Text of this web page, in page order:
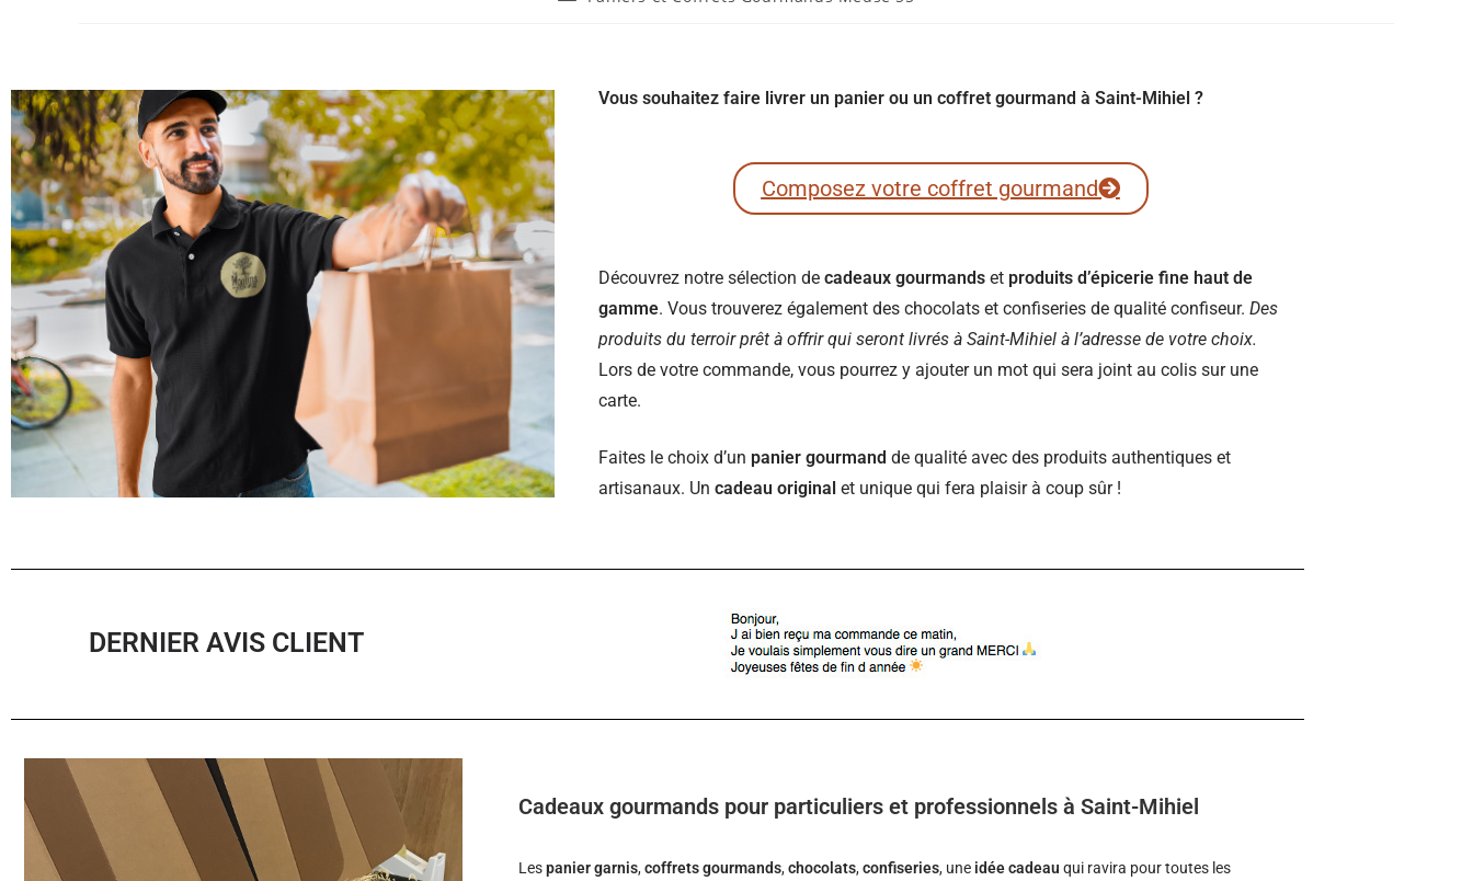
Vous souhaitez faire livrer un panier ou un coffret gourmand à Saint-Mihiel ?
Composez votre coffret gourmand
Découvrez notre sélection de cadeaux gourmands et produits d’épicerie fine haut de
gamme. Vous trouverez également des chocolats et confiseries de qualité confiseur. Des
produits du terroir prêt à offrir qui seront livrés à Saint-Mihiel à l’adresse de votre choix.
Lors de votre commande, vous pourrez y ajouter un mot qui sera joint au colis sur une
carte.
Faites le choix d’un panier gourmand de qualité avec des produits authentiques et
artisanaux. Un cadeau original et unique qui fera plaisir à coup sûr !
DERNIER AVIS CLIENT
Cadeaux gourmands pour particuliers et professionnels à Saint-Mihiel
Lespanier garnis,coffrets gourmands,chocolats,confiseries, une idée cadeau qui ravira pour toutes les